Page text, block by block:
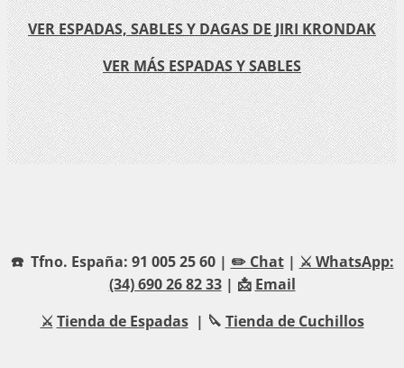
VER ESPADAS, SABLES Y DAGAS DE JIRI KRONDAK
VER MÁS ESPADAS Y SABLES
☎️ Tfno. España: 91 005 25 60 | ✏️ Chat| ⚔️ WhatsApp:
(34) 690 26 82 33| 📩 Email
⚔️ Tienda de Espadas| 🔪 Tienda de Cuchillos